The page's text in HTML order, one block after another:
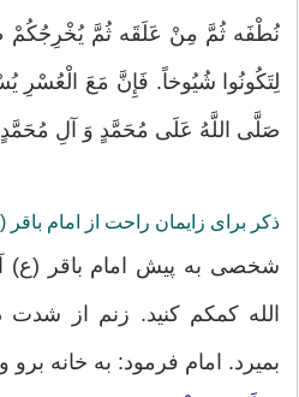
نُطْفَه ثُمَّ مِنْ عَلَقَه ثُمَّ یُخْرِجُکُمْ
لِتَکُونُوا شُیُوخاً. فَإِنَّ مَعَ الْعُسْرِ
صَلَّى اللَّهُ عَلَى مُحَمَّدٍ وَ آلِ
ذکر برای زایمان راحت از امام باقر
شخصی به پیش امام باقر (ع)
الله کمکم کنید. زنم از شدت
بمیرد. امام فرمود: به خانه برو